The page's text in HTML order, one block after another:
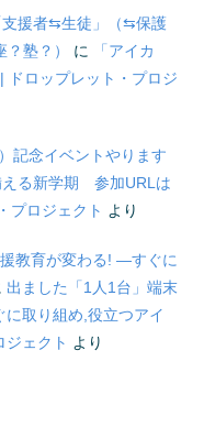
支援者⇆生徒」（⇆保護
塾？）
に
「アイカ
ドロップレット・プロジ
記念イベントやります
える新学期 参加URLは
プロジェクト より
教育が変わる! ―すぐに
出ました「1人1台」端末
取り組め,役立つアイ
ェクト より